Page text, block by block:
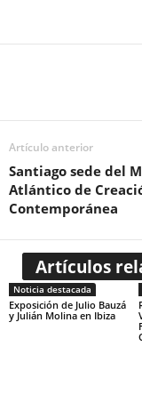
Artículo anterior
Santiago sede del
Atlántico de
Contemporánea
Artículos
Noticia destacada
Exposición de Julio Bauzá
y Julián Molina en Ibiza